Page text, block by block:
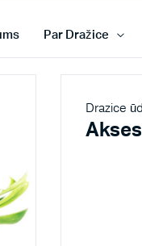
Par Dražice
Drazice